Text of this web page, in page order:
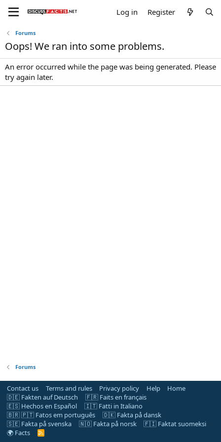
Log in Register
Forums
Oops! We ran into some problems.
An error occurred while the page was being generated. Please
try again later.
Forums
Contact us Terms and rules Privacy policy Help
Home
🇩🇪 Fakten auf Deutsch
🇫🇷 Faits en français
🇪🇸 Hechos en Español
🇮🇹 Fatti in Italiano
🇧🇷 🇵🇹 Fatos em português
🇩🇰 Fakta på dansk
🇸🇪 Fakta på svenska
🇳🇴 Fakta på norsk
🇫🇮 Faktat suomeksi
🌍 Facts
R